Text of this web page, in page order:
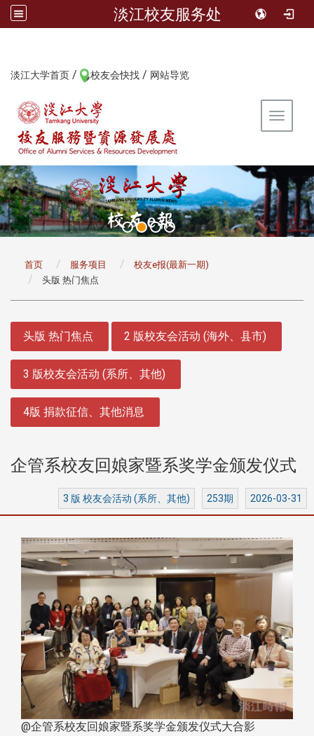
淡江校友服务处
淡江大学首页 / 校友会快找 / 网站导览
Toggle
首页 服务项目
校友e报(最新一期)
头版 热门焦点
头版 热门焦点 2 版校友会活动 (海外、县市)
3 版校友会活动 (系所、其他)
4版 捐款征信、其他消息
企管系校友回娘家暨系奖学金颁发仪式
3 版 校友会活动 (系所、其他) 253期 2026-03-31
@企管系校友回娘家暨系奖学金颁发仪式大合影